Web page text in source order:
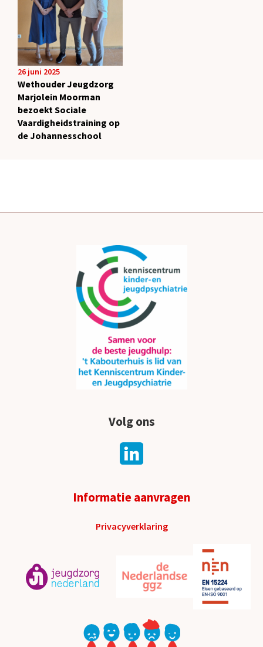
26 juni 2025
Wethouder Jeugdzorg
Marjolein Moorman
bezoekt Sociale
Vaardigheidstraining op
de Johannesschool
Volg ons
Informatie aanvragen
Privacyverklaring